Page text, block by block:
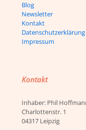
Blog
Newsletter
Kontakt
Datenschutzerklärung
Impressum
Kontakt
Inhaber: Phil
Charlottenstr. 1
04317 Leipzig